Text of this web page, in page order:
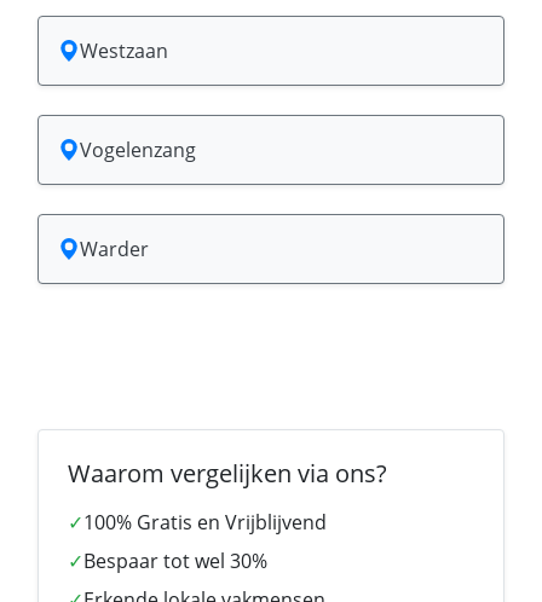
Westzaan
Vogelenzang
Warder
Waarom vergelijken via ons?
✓100% Gratis en Vrijblijvend
✓Bespaar tot wel 30%